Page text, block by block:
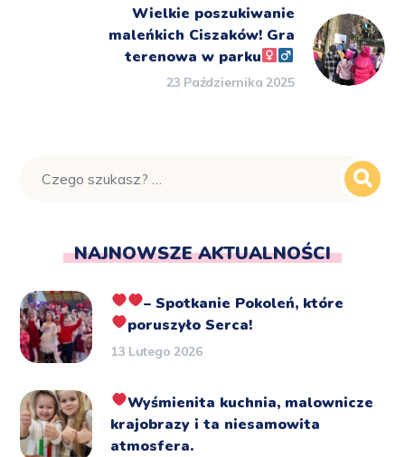
Wielkie poszukiwanie
maleńkich Ciszaków! Gra
terenowa w parku‍
23 Października 2025
NAJNOWSZE AKTUALNOŚCI
– Spotkanie Pokoleń, które
poruszyło Serca!
13 Lutego 2026
Wyśmienita kuchnia, malownicze
krajobrazy i ta niesamowita
atmosfera.